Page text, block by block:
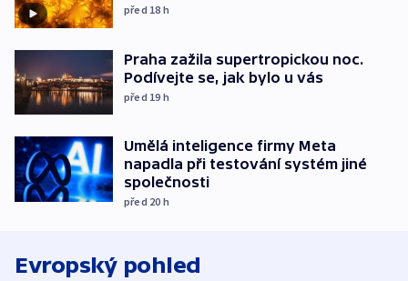
před 18 h
Praha zažila supertropickou noc.
Podívejte se, jak bylo u vás
před 19 h
Umělá inteligence firmy Meta
napadla při testování systém jiné
společnosti
před 20 h
Evropský pohled